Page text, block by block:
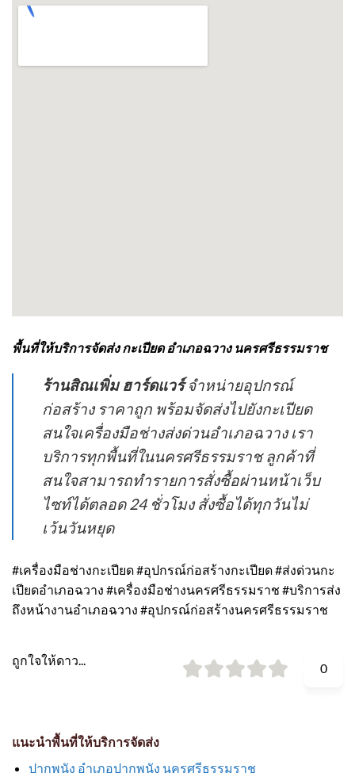
พื้นที่ให้บริการจัดส่ง กะเปียด อำเภอฉวาง นครศรีธรรมราช
ร้านสิณเพิ่ม ฮาร์ดแวร์จำหน่ายอุปกรณ์
ก่อสร้าง ราคาถูก พร้อมจัดส่งไปยังกะเปียด
สนใจเครื่องมือช่างส่งด่วนอำเภอฉวาง เรา
บริการทุกพื้นที่ในนครศรีธรรมราช ลูกค้าที่
สนใจสามารถทำรายการสั่งซื้อผ่านหน้าเว็บ
ไซท์ได้ตลอด 24 ชั่วโมง สั่งซื้อได้ทุกวันไม่
เว้นวันหยุด
#เครื่องมือช่างกะเปียด #อุปกรณ์ก่อสร้างกะเปียด #ส่งด่วนกะ
เปียดอำเภอฉวาง #เครื่องมือช่างนครศรีธรรมราช #บริการส่ง
ถึงหน้างานอำเภอฉวาง #อุปกรณ์ก่อสร้างนครศรีธรรมราช
ถูกใจให้ดาว...
0
แนะนำพื้นที่ให้บริการจัดส่ง
ปากพนัง อำเภอปากพนัง นครศรีธรรมราช